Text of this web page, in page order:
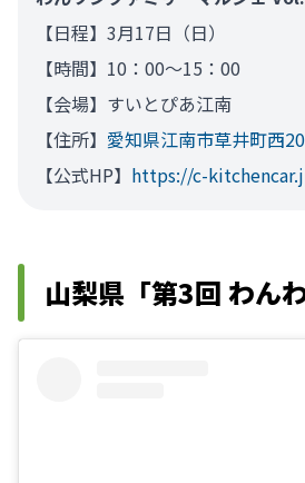
【日程】3月17日（日）
【時間】10：00～15：00
【会場】すいとぴあ江南
【住所】 愛知県江南市草井町西
【公式HP】 https://c-
山梨県「第3回 わん